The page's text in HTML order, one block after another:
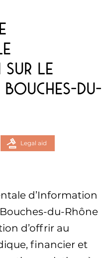
sur le
Bouches-du-
Legal aid
d’Information
du-Rhône
d’offrir au
financier et